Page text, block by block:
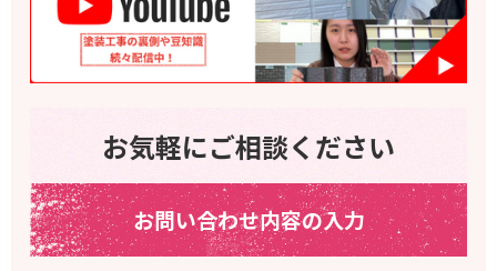
お気軽にご相談ください
お問い合わせ内容の入力